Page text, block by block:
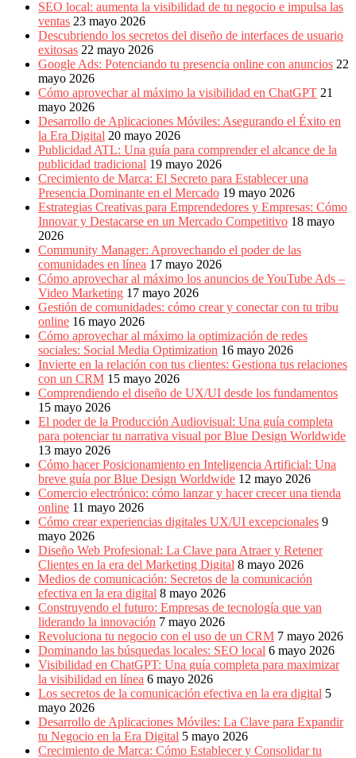
SEO local: aumenta la visibilidad de tu negocio e impulsa las
ventas 23 mayo 2026
Descubriendo los secretos del diseño de interfaces de usuario
exitosas 22 mayo 2026
Google Ads: Potenciando tu presencia online con anuncios 22
mayo 2026
Cómo aprovechar al máximo la visibilidad en ChatGPT 21
mayo 2026
Desarrollo de Aplicaciones Móviles: Asegurando el Éxito en
la Era Digital 20 mayo 2026
Publicidad ATL: Una guía para comprender el alcance de la
publicidad tradicional 19 mayo 2026
Crecimiento de Marca: El Secreto para Establecer una
Presencia Dominante en el Mercado 19 mayo 2026
Estrategias Creativas para Emprendedores y Empresas: Cómo
Innovar y Destacarse en un Mercado Competitivo 18 mayo
2026
Community Manager: Aprovechando el poder de las
comunidades en línea 17 mayo 2026
Cómo aprovechar al máximo los anuncios de YouTube Ads –
Video Marketing 17 mayo 2026
Gestión de comunidades: cómo crear y conectar con tu tribu
online 16 mayo 2026
Cómo aprovechar al máximo la optimización de redes
sociales: Social Media Optimization 16 mayo 2026
Invierte en la relación con tus clientes: Gestiona tus relaciones
con un CRM 15 mayo 2026
Comprendiendo el diseño de UX/UI desde los fundamentos
15 mayo 2026
El poder de la Producción Audiovisual: Una guía completa
para potenciar tu narrativa visual por Blue Design Worldwide
13 mayo 2026
Cómo hacer Posicionamiento en Inteligencia Artificial: Una
breve guía por Blue Design Worldwide 12 mayo 2026
Comercio electrónico: cómo lanzar y hacer crecer una tienda
online 11 mayo 2026
Cómo crear experiencias digitales UX/UI excepcionales 9
mayo 2026
Diseño Web Profesional: La Clave para Atraer y Retener
Clientes en la era del Marketing Digital 8 mayo 2026
Medios de comunicación: Secretos de la comunicación
efectiva en la era digital 8 mayo 2026
Construyendo el futuro: Empresas de tecnología que van
liderando la innovación 7 mayo 2026
Revoluciona tu negocio con el uso de un CRM 7 mayo 2026
Dominando las búsquedas locales: SEO local 6 mayo 2026
Visibilidad en ChatGPT: Una guía completa para maximizar
la visibilidad en línea 6 mayo 2026
Los secretos de la comunicación efectiva en la era digital 5
mayo 2026
Desarrollo de Aplicaciones Móviles: La Clave para Expandir
tu Negocio en la Era Digital 5 mayo 2026
Crecimiento de Marca: Cómo Establecer y Consolidar tu